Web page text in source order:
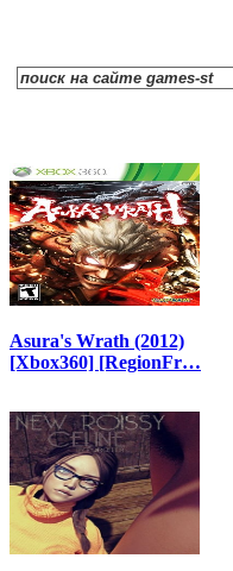
Asura's Wrath (2012)
[Xbox360] [RegionFr…